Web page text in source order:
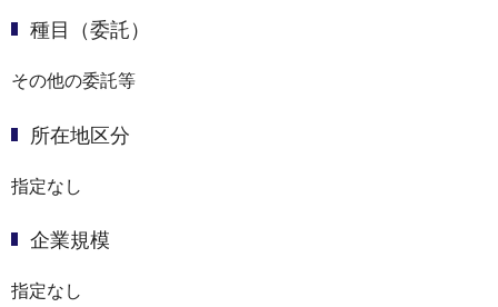
種目（委託）
その他の委託等
所在地区分
指定なし
企業規模
指定なし